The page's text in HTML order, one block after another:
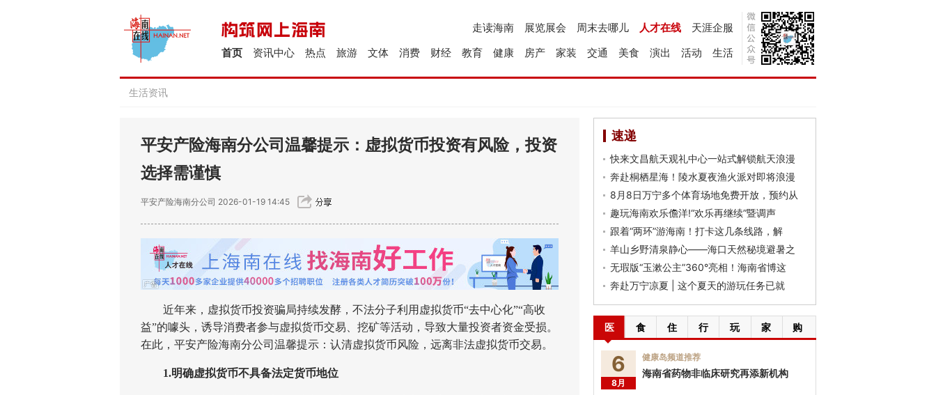
天涯企服
人才在线
周末去哪儿
展览展会
走读海南
生活
活动
演出
美食
交通
家装
房产
健康
教育
财经
消费
文体
旅游
热点
资讯中心
首页
生活资讯
平安产险海南分公司温馨提示：虚拟货币投资有风险，投资
选择需谨慎
平安产险海南分公司 2026-01-19 14:45
近年来，虚拟货币投资骗局持续发酵，不法分子利用虚拟货币“去中心化”“高收
益”的噱头，诱导消费者参与虚拟货币交易、挖矿等活动，导致大量投资者资金受损。
在此，平安产险海南分公司温馨提示：认清虚拟货币风险，远离非法虚拟货币交易。
1.明确虚拟货币不具备法定货币地位
速递
快来文昌航天观礼中心一站式解锁航天浪漫
奔赴桐栖星海！陵水夏夜渔火派对即将浪漫
8月8日万宁多个体育场地免费开放，预约从
趣玩海南欢乐儋洋!“欢乐再继续”暨调声
跟着“两环”游海南！打卡这几条线路，解
羊山乡野清泉静心——海口天然秘境避暑之
无瑕版“玉漱公主”360°亮相！海南省博这
奔赴万宁凉夏 | 这个夏天的游玩任务已就
医 食 住 行 玩 家 购
6
8月
健康岛频道推荐
海南省药物非临床研究再添新机构